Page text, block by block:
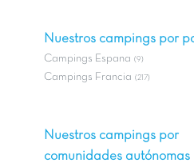
Nuestros campings por
Campings Espana (9)
Campings Francia (217)
Nuestros campings por
comunidades autónomas